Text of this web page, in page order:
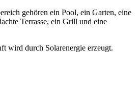
gehören ein Pool, ein Garten, eine
Terrasse, ein Grill und eine
wird durch Solarenergie erzeugt.